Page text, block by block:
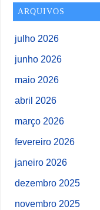
ARQUIVOS
julho 2026
junho 2026
maio 2026
abril 2026
março 2026
fevereiro 2026
janeiro 2026
dezembro 2025
novembro 2025